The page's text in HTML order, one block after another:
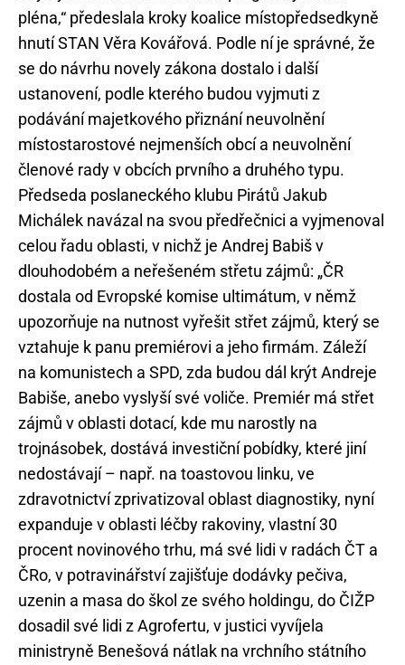
pléna,“ předeslala kroky koalice místopředsedkyně
hnutí STAN Věra Kovářová. Podle ní je správné, že
se do návrhu novely zákona dostalo i další
ustanovení, podle kterého budou vyjmuti z
podávání majetkového přiznání neuvolnění
místostarostové nejmenších obcí a neuvolnění
členové rady v obcích prvního a druhého typu.
Předseda poslaneckého klubu Pirátů Jakub
Michálek navázal na svou předřečnici a vyjmenoval
celou řadu oblasti, v nichž je Andrej Babiš v
dlouhodobém a neřešeném střetu zájmů: „ČR
dostala od Evropské komise ultimátum, v němž
upozorňuje na nutnost vyřešit střet zájmů, který se
vztahuje k panu premiérovi a jeho firmám. Záleží
na komunistech a SPD, zda budou dál krýt Andreje
Babiše, anebo vyslyší své voliče. Premiér má střet
zájmů v oblasti dotací, kde mu narostly na
trojnásobek, dostává investiční pobídky, které jiní
nedostávají – např. na toastovou linku, ve
zdravotnictví zprivatizoval oblast diagnostiky, nyní
expanduje v oblasti léčby rakoviny, vlastní 30
procent novinového trhu, má své lidi v radách ČT a
ČRo, v potravinářství zajišťuje dodávky pečiva,
uzenin a masa do škol ze svého holdingu, do ČIŽP
dosadil své lidi z Agrofertu, v justici vyvíjela
ministryně Benešová nátlak na vrchního státního